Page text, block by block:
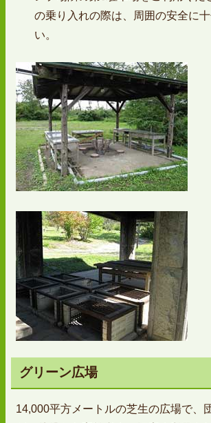
の乗り入れの際は、周囲の安全に
い。
グリーン広場
14,000平方メートルの芝生の広場で、